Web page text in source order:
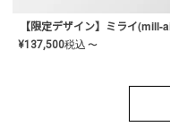
¥137,500税込 〜